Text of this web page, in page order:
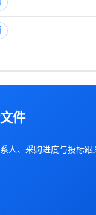
件
人、采购进度与投标跟